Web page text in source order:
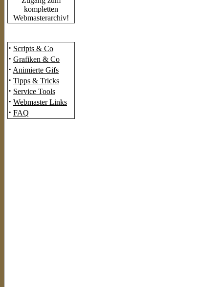
kompletten
Webmasterarchiv!
· Scripts & Co
· Grafiken & Co
· Animierte Gifs
· Tipps & Tricks
· Service Tools
· Webmaster Links
· FAQ